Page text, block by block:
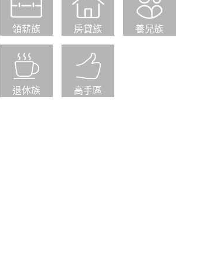
領薪族 房貸族 養兒族
退休族 高手區